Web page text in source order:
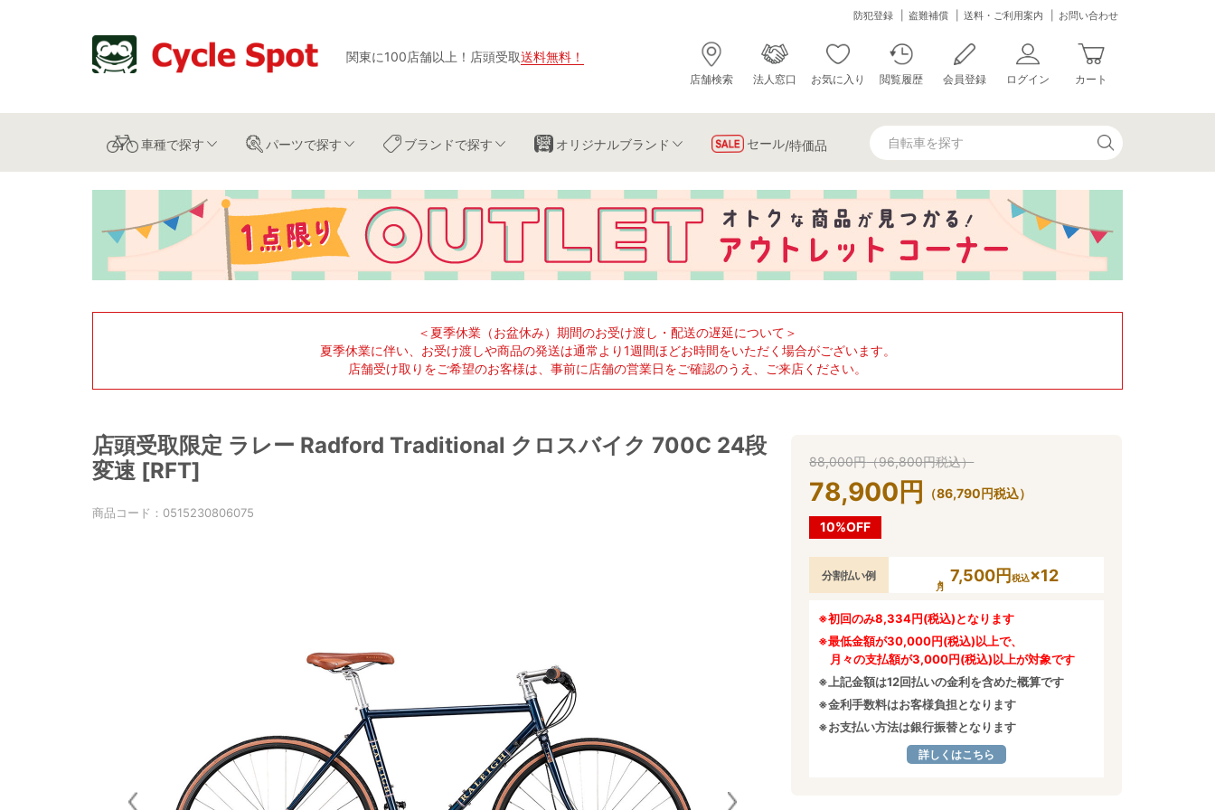
関東に100店舗以上 ！ 店頭受取送料無料 ！
防犯登録 盗難補償 送料・ご利用案内 お問い合わせ
店舗検索 法人窓口 お気に入り 閲覧履歴 会員登録 ログイン カート
車種で探す パーツで探す ブランドで探す オリジナルブランド セール/特価品
＜夏季休業（お盆休み）期間のお受け渡し・配送の遅延について＞
夏季休業に伴い、お受け渡しや商品の発送は通常より1週間ほどお時間をいただく場合がございます。
店舗受け取りをご希望のお客様は、事前に店舗の営業日をご確認のうえ、ご来店ください。
店頭受取限定 ラレー Radford Traditional クロスバイク 700C 24段
変速 [RFT]
商品コード： 0515230806075
88,000円（96,800円税込）
78,900 円 （86,790円税込）
10%OFF
分割払い例 7,500円税込×12
※初回のみ8,334円(税込)となります
※最低金額が30,000円(税込)以上で、
月々の支払額が3,000円(税込)以上が対象です
※上記金額は12回払いの金利を含めた概算です
※金利手数料はお客様負担となります
※お支払い方法は銀行振替となります
詳しくはこちら